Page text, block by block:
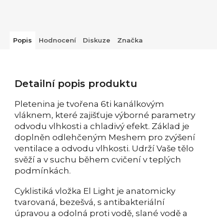
Popis Hodnocení Diskuze Značka
Detailní popis produktu
Pletenina je tvořena 6ti kanálkovým
vláknem, které zajišťuje výborné parametry
odvodu vlhkosti a chladivý efekt. Základ je
doplněn odlehčeným Meshem pro zvýšení
ventilace a odvodu vlhkosti. Udrží Vaše tělo
svěží a v suchu během cvičení v teplých
podmínkách.
Cyklistiká vložka El Light je anatomicky
tvarovaná, bezešvá, s antibakteriální
úpravou a odolná proti vodě, slané vodě a